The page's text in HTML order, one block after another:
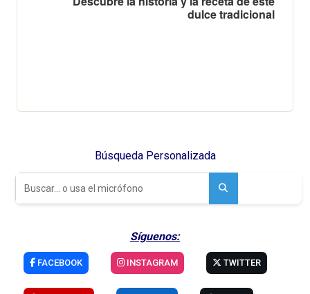
dulce tradicional
Búsqueda Personalizada
Síguenos:
FACEBOOK INSTAGRAM TWITTER